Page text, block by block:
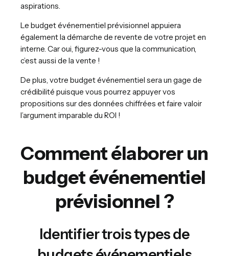
aspirations.
Le budget événementiel prévisionnel appuiera
également la démarche de revente de votre projet en
interne. Car oui, figurez-vous que la communication,
c’est aussi de la vente !
De plus, votre budget événementiel sera un gage de
crédibilité puisque vous pourrez appuyer vos
propositions sur des données chiffrées et faire valoir
l’argument imparable du ROI !
Comment élaborer un
budget événementiel
prévisionnel ?
Identifier trois types de